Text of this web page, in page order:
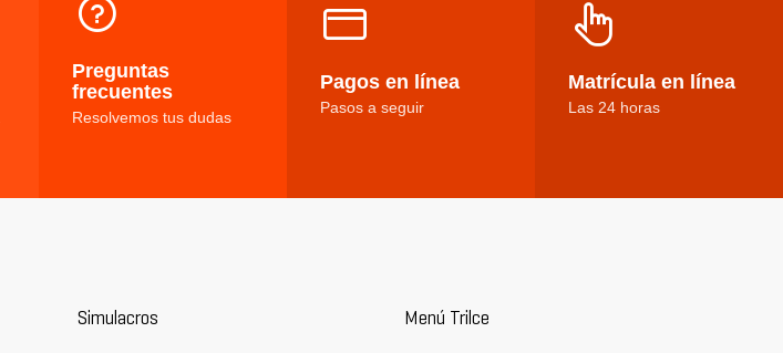
Preguntas
frecuentes
Resolvemos tus dudas
Pagos en línea
Pasos a seguir
Matrícula en línea
Las 24 horas
Simulacros Menú Trilce